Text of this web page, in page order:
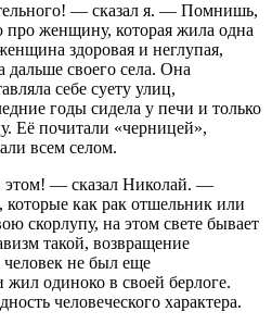
— сказал я. — Помнишь,
про женщину, которая жила одна
здоровая и неглупая,
своего села. Она
себе суету улиц,
годы сидела у печи и только
Её почитали «черницей»,
всем селом.
этом! — сказал Николай. —
как рак отшельник или
скорлупу, на этом свете бывает
такой, возвращение
не был еще
одиноко в своей берлоге.
человеческого характера.